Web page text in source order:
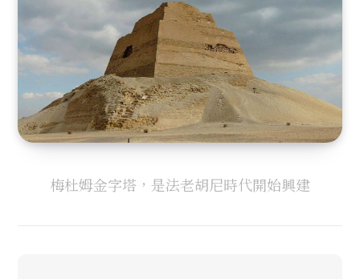
梅杜姆金字塔，是法老胡尼時代開始興建